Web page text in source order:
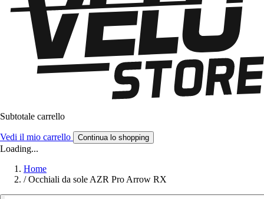
Subtotale carrello
Vedi il mio carrello Continua lo shopping
Loading...
Home
/ Occhiali da sole AZR Pro Arrow RX